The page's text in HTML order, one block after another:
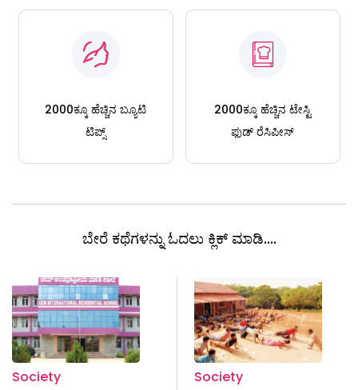
2000ಕ್ಕೂ ಹೆಚ್ಚಿನ ಬ್ಯೂಟಿ
ಟಿಪ್ಸ್
2000ಕ್ಕೂ ಹೆಚ್ಚಿನ ಟೇಸ್ಟಿ
ಫುಡ್ ರೆಸಿಪೀಸ್
ಬೇರೆ ಕಥೆಗಳನ್ನು ಓದಲು ಕ್ಲಿಕ್ ಮಾಡಿ....
Society
Society